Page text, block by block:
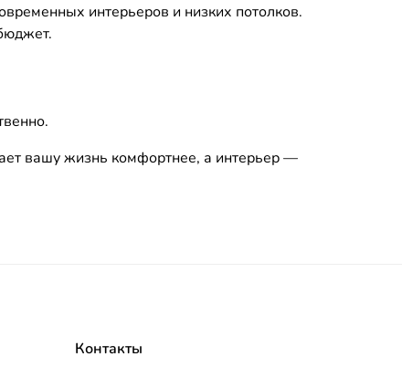
интерьеров и низких потолков.
вашу жизнь комфортнее, а интерьер —
Контакты